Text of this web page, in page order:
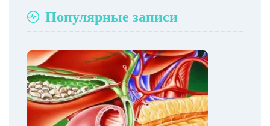
Популярные записи